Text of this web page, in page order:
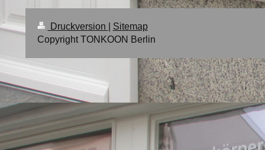
Druckversion
Sitemap
Copyright TONKOON Berlin